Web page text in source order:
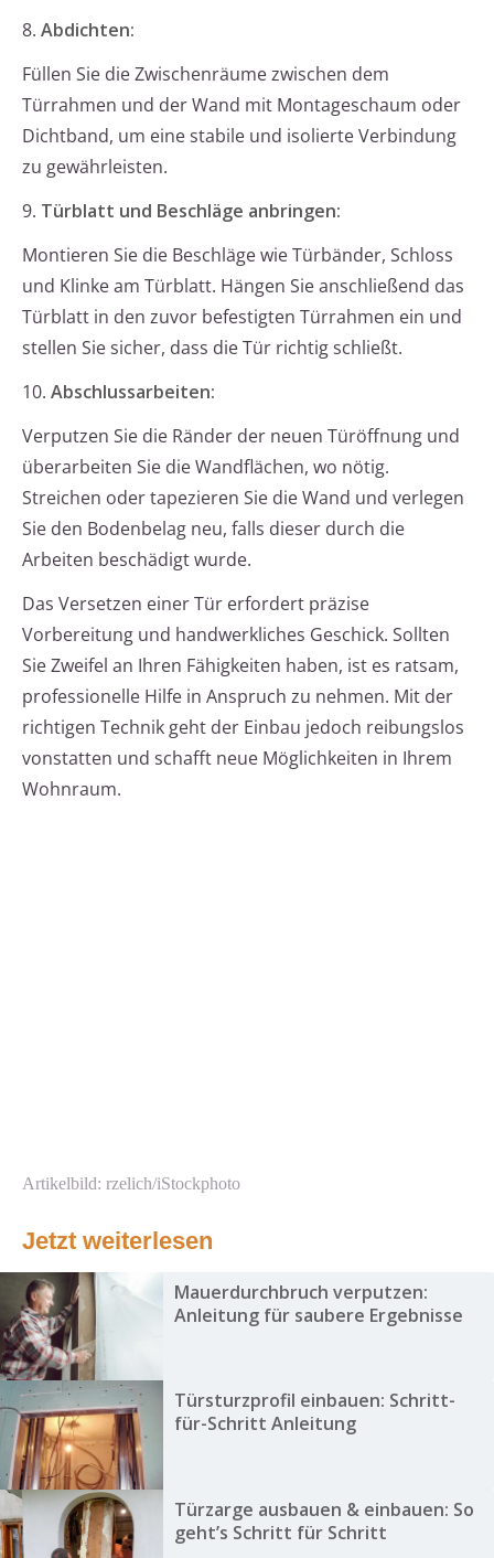
8. Abdichten:
Füllen Sie die Zwischenräume zwischen dem
Türrahmen und der Wand mit Montageschaum oder
Dichtband, um eine stabile und isolierte Verbindung
zu gewährleisten.
9. Türblatt und Beschläge anbringen:
Montieren Sie die Beschläge wie Türbänder, Schloss
und Klinke am Türblatt. Hängen Sie anschließend das
Türblatt in den zuvor befestigten Türrahmen ein und
stellen Sie sicher, dass die Tür richtig schließt.
10. Abschlussarbeiten:
Verputzen Sie die Ränder der neuen Türöffnung und
überarbeiten Sie die Wandflächen, wo nötig.
Streichen oder tapezieren Sie die Wand und verlegen
Sie den Bodenbelag neu, falls dieser durch die
Arbeiten beschädigt wurde.
Das Versetzen einer Tür erfordert präzise
Vorbereitung und handwerkliches Geschick. Sollten
Sie Zweifel an Ihren Fähigkeiten haben, ist es ratsam,
professionelle Hilfe in Anspruch zu nehmen. Mit der
richtigen Technik geht der Einbau jedoch reibungslos
vonstatten und schafft neue Möglichkeiten in Ihrem
Wohnraum.
Artikelbild: rzelich/iStockphoto
Jetzt weiterlesen
Mauerdurchbruch verputzen:
Anleitung für saubere Ergebnisse
Türsturzprofil einbauen: Schritt-
für-Schritt Anleitung
Türzarge ausbauen & einbauen: So
geht’s Schritt für Schritt